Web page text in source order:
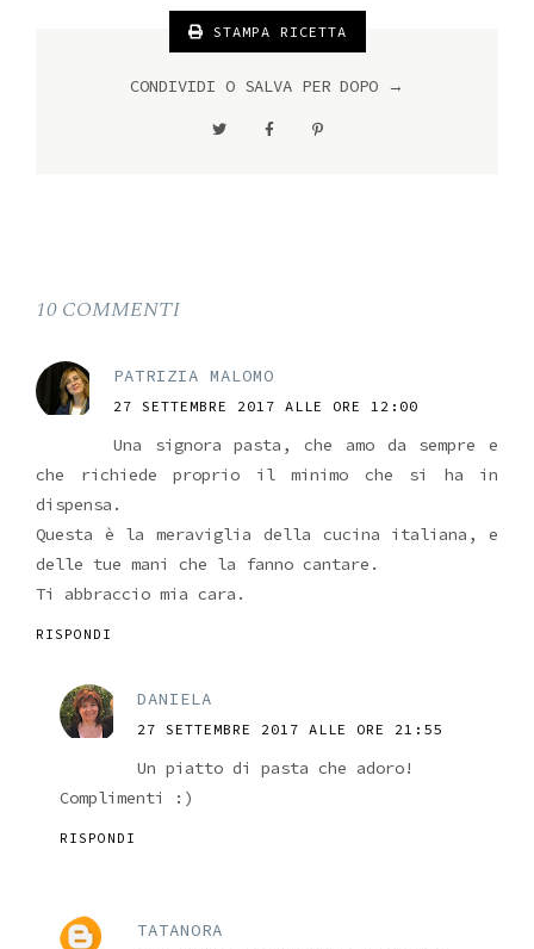
STAMPA RICETTA
CONDIVIDI O SALVA PER DOPO →
10 COMMENTI
PATRIZIA MALOMO
27 SETTEMBRE 2017 ALLE ORE 12:00
Una signora pasta, che amo da sempre e
che richiede proprio il minimo che si ha in
dispensa.
Questa è la meraviglia della cucina italiana, e
delle tue mani che la fanno cantare.
Ti abbraccio mia cara.
RISPONDI
DANIELA
27 SETTEMBRE 2017 ALLE ORE 21:55
Un piatto di pasta che adoro!
Complimenti :)
RISPONDI
TATANORA